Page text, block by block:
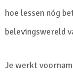
hoe lessen nóg
belevingswereld
Je werkt